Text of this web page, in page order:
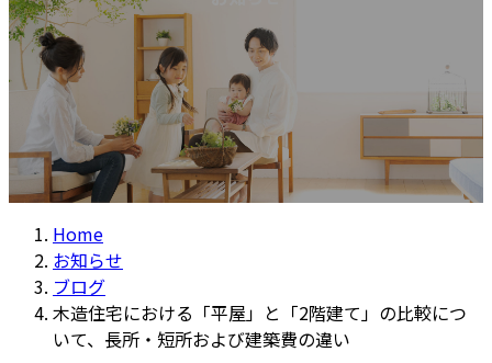
Home
お知らせ
ブログ
木造住宅における「平屋」と「2階建て」の比較につ
いて、長所・短所および建築費の違い